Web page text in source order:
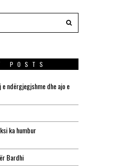
POSTS
ndërgjegjshme dhe ajo e
ka humbur
Bardhi